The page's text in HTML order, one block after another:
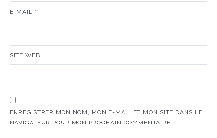
E-MAIL *
SITE WEB
ENREGISTRER MON NOM, MON E-MAIL ET MON SITE DANS LE
NAVIGATEUR POUR MON PROCHAIN COMMENTAIRE.